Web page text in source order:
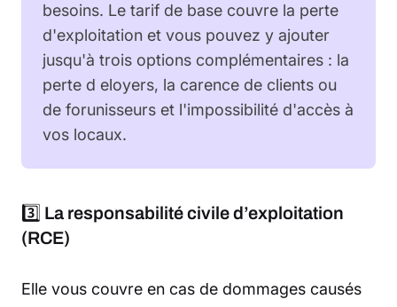
besoins. Le tarif de base couvre la perte
d'exploitation et vous pouvez y ajouter
jusqu'à trois options complémentaires : la
perte d eloyers, la carence de clients ou
de forunisseurs et l'impossibilité d'accès à
vos locaux.
3️⃣ La responsabilité civile d’exploitation
(RCE)
Elle vous couvre en cas de dommages causés